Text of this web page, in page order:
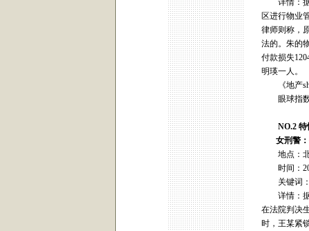
详情：据
区进行物业
律师则称，
法的。朱的
付款损失
明瑛一人。
《地产
眼球指
NO.2 特
女刑警：
地点：
时间：
关键词：
详情：据
在法院判决
时，王某紧